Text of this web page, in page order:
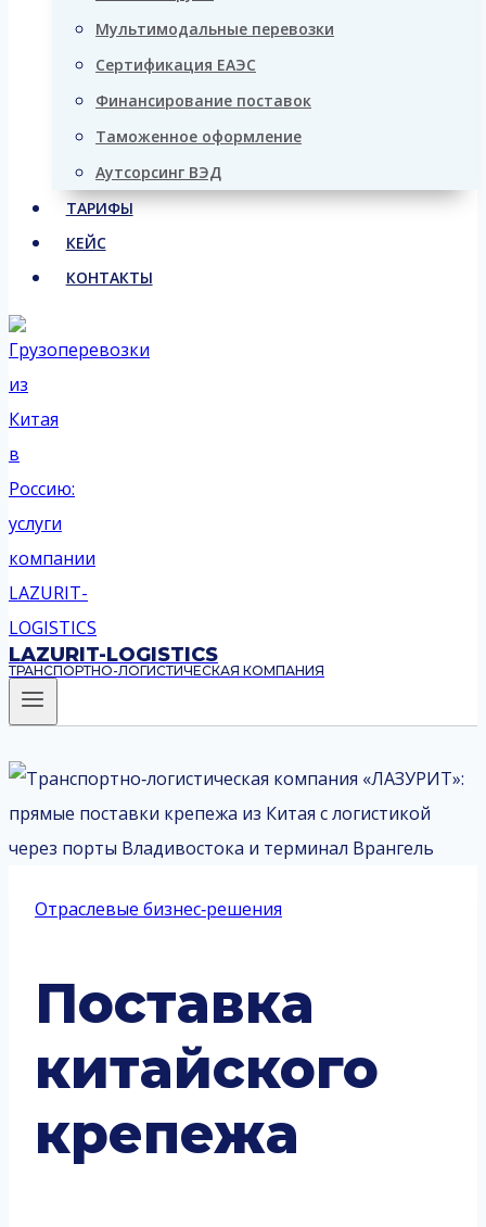
Мультимодальные перевозки
Сертификация ЕАЭС
Финансирование поставок
Таможенное оформление
Аутсорсинг ВЭД
ТАРИФЫ
КЕЙС
КОНТАКТЫ
LAZURIT-LOGISTICS
ТРАНСПОРТНО-ЛОГИСТИЧЕСКАЯ КОМПАНИЯ
Отраслевые бизнес‑решения
Поставка
китайского
крепежа